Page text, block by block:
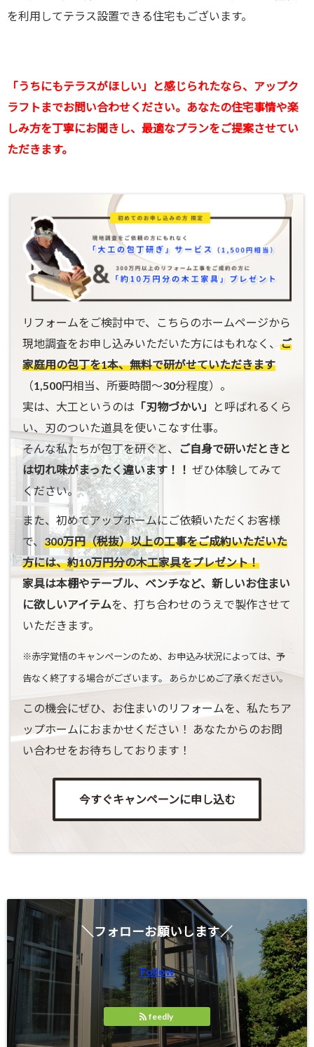
を利用してテラス設置できる住宅もございます。
「うちにもテラスがほしい」と感じられたなら、アップク
ラフトまでお問い合わせください。あなたの住宅事情や楽
しみ方を丁寧にお聞きし、最適なプランをご提案させてい
ただきます。
リフォームをご検討中で、こちらのホームページから
現地調査をお申し込みいただいた方にはもれなく、 ご
家庭用の包丁を1本、無料で研がせていただきます
（1,500円相当、所要時間〜30分程度）。
実は、大工というのは 「刃物づかい」
と呼ばれるくら
い、刃のついた道具を使いこなす仕事。
そんな私たちが包丁を研ぐと、
ご自身で研いだときと
は切れ味がまったく違います！！ ぜひ体験してみて
ください。
また、初めてアップホームにご依頼いただくお客様
で、 300万円（税抜）以上の工事をご成約いただいた
方には、約10万円分の木工家具をプレゼント！
家具は本棚やテーブル、ベンチなど、新しいお住まい
に欲しいアイテムを、打ち合わせのうえで製作させて
いただきます。
※赤字覚悟のキャンペーンのため、お申込み状況によっては、予
告なく終了する場合がございます。 あらかじめご了承ください。
この機会にぜひ、お住まいのリフォームを、私たちア
ップホームにおまかせください！ あなたからのお問
い合わせをお待ちしております！
今すぐキャンペーンに申し込む
＼フォローお願いします／
Follow
feedly